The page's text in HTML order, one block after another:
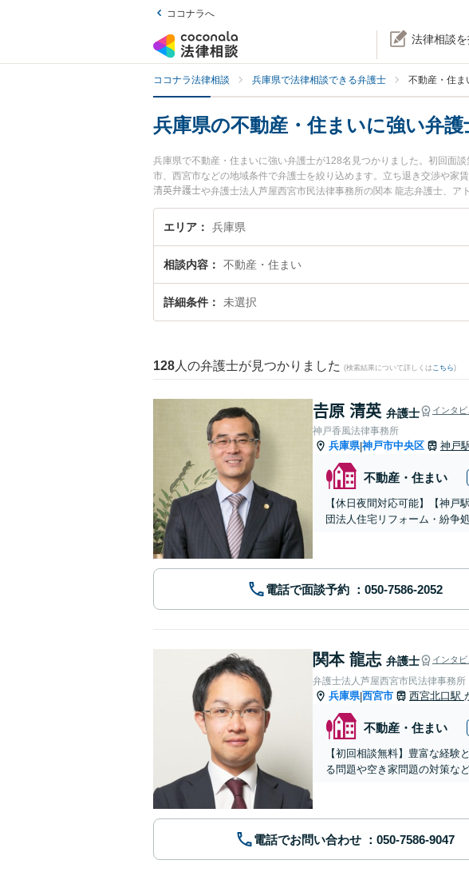
ココナラへ
法律相談
ココナラ法律相談 兵庫県で法律相談できる弁護士 不動産・住ま
兵庫県の不動産・住まいに強い弁護
兵庫県で不動産・住まいに強い弁護士が128名見つかりました。初回面
市、西宮市などの地域条件で弁護士を絞り込めます。立ち退き交渉や家
清英弁護士や弁護士法人芦屋西宮市民法律事務所の関本 龍志弁護士、
ています。『兵庫県で土日や夜間に発生した不動産・住まいのトラブル
い』『初回相談無料で不動産・住まいを法律相談できる兵庫県内の弁護
エリア 兵庫県
相談内容 不動産・住まい
詳細条件 未選択
128 人の弁護士が見つかりました (検索結果について詳しくは こちら)
𠮷原 清英 弁護士 インタ
神戸香風法律事務所
兵庫県|神戸市中央区 神戸
不動産・住まい
【休日夜間対応可能】【神
団法人住宅リフォーム・紛争
電話で面談予約
関本 龍志 弁護士 インタ
弁護士法人芦屋西宮市民法律事務所
兵庫県|西宮市 西宮北口駅
不動産・住まい
【初回相談無料】豊富な経
る問題や空き家問題の対策な
電話でお問い合わせ